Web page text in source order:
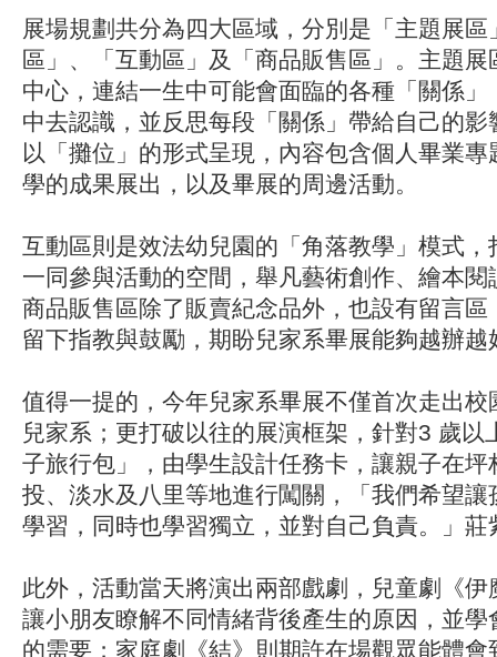
展場規劃共分為四大區域，分別是「主題展
區」、「互動區」及「商品販售區」。主題
中心，連結一生中可能會面臨的各種「關係
中去認識，並反思每段「關係」帶給自己的
以「攤位」的形式呈現，內容包含個人畢業
學的成果展出，以及畢展的周邊活動。
互動區則是效法幼兒園的「角落教學」模式，
一同參與活動的空間，舉凡藝術創作、繪本
商品販售區除了販賣紀念品外，也設有留言區
留下指教與鼓勵，期盼兒家系畢展能夠越辦越
值得一提的，今年兒家系畢展不僅首次走出校
兒家系；更打破以往的展演框架，針對3 歲以
子旅行包」，由學生設計任務卡，讓親子在坪
投、淡水及八里等地進行闖關，「我們希望讓
學習，同時也學習獨立，並對自己負責。」莊
此外，活動當天將演出兩部戲劇，兒童劇《
讓小朋友瞭解不同情緒背後產生的原因，並學
的需要；家庭劇《結》則期許在場觀眾能體